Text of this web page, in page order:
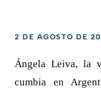
2 DE AGOSTO DE
Ángela Leiva, la
cumbia en